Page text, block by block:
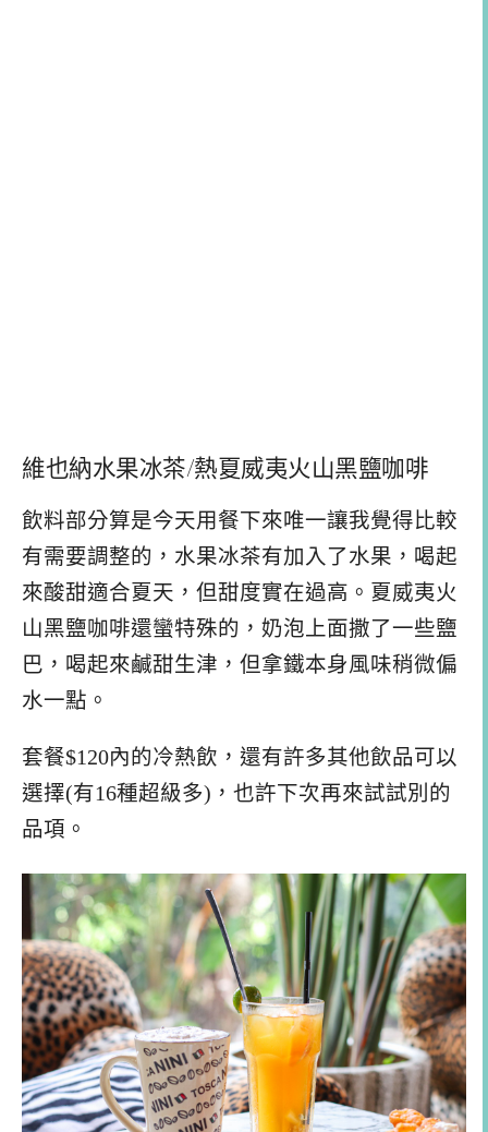
維也納水果冰茶/熱夏威夷火山黑鹽咖啡
飲料部分算是今天用餐下來唯一讓我覺得比較
有需要調整的，水果冰茶有加入了水果，喝起
來酸甜適合夏天，但甜度實在過高。夏威夷火
山黑鹽咖啡還蠻特殊的，奶泡上面撒了一些鹽
巴，喝起來鹹甜生津，但拿鐵本身風味稍微偏
水一點。
套餐$120內的冷熱飲，還有許多其他飲品可以
選擇(有16種超級多)，也許下次再來試試別的
品項。